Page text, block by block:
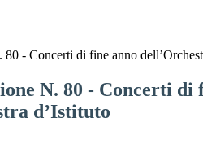
- Concerti di fine anno
N. 80 - Concerti di
d’Istituto